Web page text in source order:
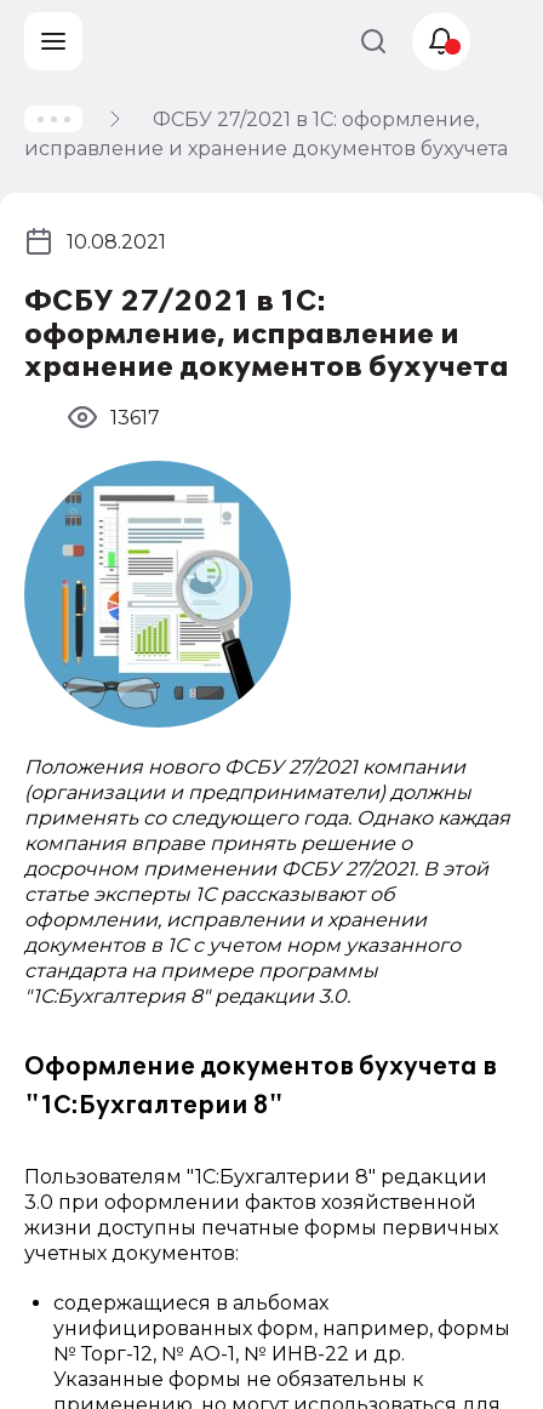
ФСБУ 27/2021 в 1С: оформление,
исправление и хранение документов бухучета
ФСБУ 27/2021 в 1С:
оформление, исправление и
хранение документов бухучета
10.08.2021
13617
Положения нового ФСБУ 27/2021 компании
(организации и предприниматели) должны
применять со следующего года. Однако каждая
компания вправе принять решение о
досрочном применении ФСБУ 27/2021. В этой
статье эксперты 1С рассказывают об
оформлении, исправлении и хранении
документов в 1С с учетом норм указанного
стандарта на примере программы
"1С:Бухгалтерия 8" редакции 3.0.
Оформление документов бухучета в
"1С:Бухгалтерии 8"
Пользователям "1С:Бухгалтерии 8" редакции
3.0 при оформлении фактов хозяйственной
жизни доступны печатные формы первичных
учетных документов:
содержащиеся в альбомах
унифицированных форм, например, формы
№ Торг-12, № АО-1, № ИНВ-22 и др.
Указанные формы не обязательны к
Учет и
налогообложение